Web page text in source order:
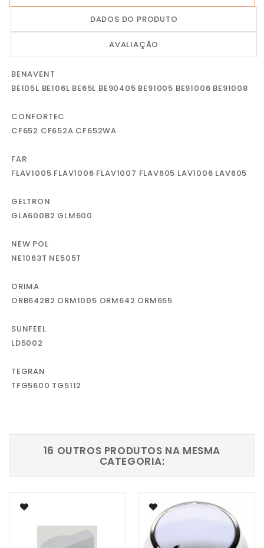
DADOS DO PRODUTO
AVALIAÇÃO
BENAVENT
BE105L BE106L BE65L BE90405 BE91005 BE91006 BE91008
CONFORTEC
CF652 CF652A CF652WA
FAR
FLAV1005 FLAV1006 FLAV1007 FLAV605 LAV1006 LAV605
GELTRON
GLA600B2 GLM600
NEW POL
NE1063T NE505T
ORIMA
ORB642B2 ORM1005 ORM642 ORM655
SUNFEEL
LD5002
TEGRAN
TFG5600 TG5112
16 OUTROS PRODUTOS NA MESMA
CATEGORIA: